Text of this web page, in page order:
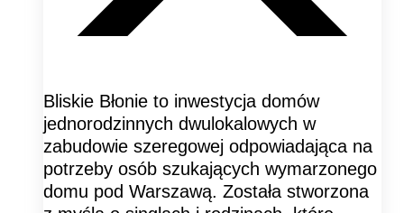
Bliskie Błonie to inwestycja domów
jednorodzinnych dwulokalowych w
zabudowie szeregowej odpowiadająca na
potrzeby osób szukających wymarzonego
domu pod Warszawą. Została stworzona